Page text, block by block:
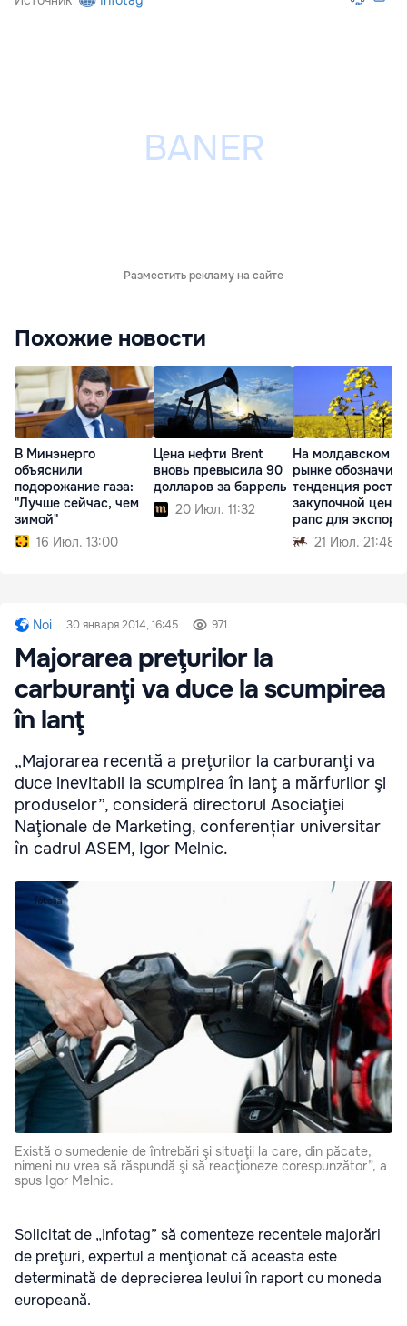
Разместить рекламу на сайте
Похожие новости
В Минэнерго
объяснили
подорожание газа:
"Лучше сейчас, чем
зимой"
16 Июл. 13:00
Цена нефти Brent
вновь превысила 90
долларов за баррель
20 Июл. 11:32
На молдавском
рынке
тенденция роста
закупочной цены
рапс для
21 Июл. 21:48
Noi 30 января 2014, 16:45 971
Majorarea preţurilor la
carburanţi va duce la scumpirea
în lanţ
„Majorarea recentă a preţurilor la carburanţi va
duce inevitabil la scumpirea în lanţ a mărfurilor şi
produselor”, consideră directorul Asociaţiei
Naţionale de Marketing, conferențiar universitar
în cadrul ASEM, Igor Melnic.
Există o sumedenie de întrebări şi situaţii la care, din păcate,
nimeni nu vrea să răspundă şi să reacţioneze corespunzător”, a
spus Igor Melnic.
Solicitat de „Infotag” să comenteze recentele majorări
de preţuri, expertul a menţionat că aceasta este
determinată de deprecierea leului în raport cu moneda
europeană.